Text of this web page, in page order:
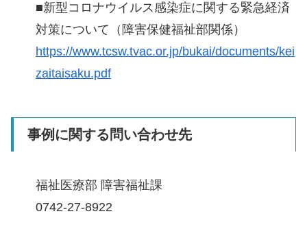
■新型コロナウイルス感染症に関する緊急経済
対策について（障害保健福祉部関係）
https://www.tcsw.tvac.or.jp/bukai/documents/kei
zaitaisaku.pdf
事例に関する問い合わせ先
福祉医療部 障害福祉課
0742-27-8922